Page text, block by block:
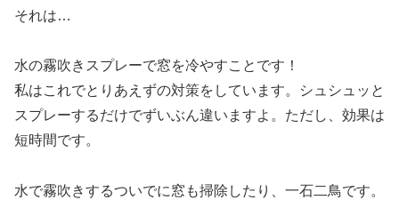
それは…
水の霧吹きスプレーで窓を冷やすことです！
私はこれでとりあえずの対策をしています。シュシュッと
スプレーするだけでずいぶん違いますよ。ただし、効果は
短時間です。
水で霧吹きするついでに窓も掃除したり、一石二鳥です。